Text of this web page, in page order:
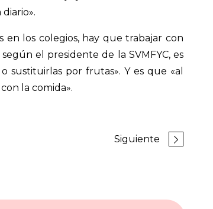
en los colegios, hay que trabajar con
el presidente de la SVMFYC, es
sustituirlas por frutas». Y es que «al
la comida».
Siguiente